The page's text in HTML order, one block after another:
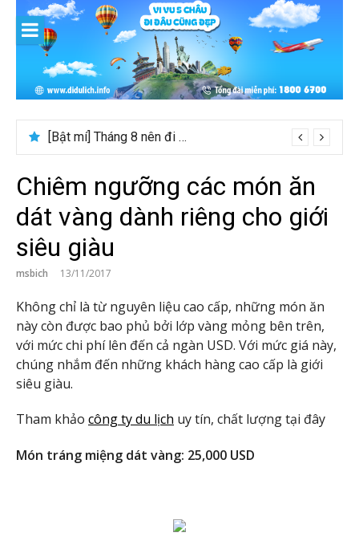
content
[Bật mí] Tháng 8 nên đi nước nào đẹp? Gợi ý 5+ tọa độ hot 2026
Chiêm ngưỡng các món ăn
dát vàng dành riêng cho giới
siêu giàu
msbich 13/11/2017
Không chỉ là từ nguyên liệu cao cấp, những món ăn
này còn được bao phủ bởi lớp vàng mỏng bên trên,
với mức chi phí lên đến cả ngàn USD. Với mức giá này,
chúng nhắm đến những khách hàng cao cấp là giới
siêu giàu.
Tham khảo công ty du lịch uy tín, chất lượng tại đây
Món tráng miệng dát vàng: 25,000 USD